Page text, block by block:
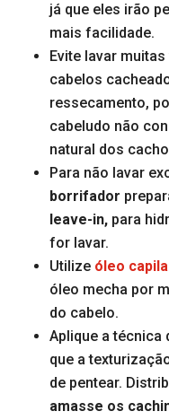
já que eles irão
mais facilidade.
Evite lavar
cabelos
ressecamento,
cabeludo não
natural dos
Para não lavar
borrifador
leave-in, para
for lavar.
Utilize óleo
óleo mecha por
do cabelo.
Aplique a técnica
que a
de pentear.
amasse os